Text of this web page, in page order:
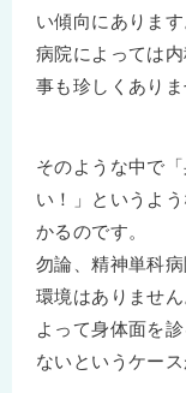
い傾向にあります
病院によっては
事も珍しくありま
そのような中で
い！」というよ
かるのです。
勿論、精神単科
環境はありません
よって身体面を
ないというケース